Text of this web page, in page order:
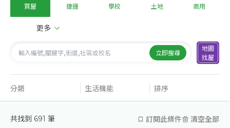
買屋 捷運 學校 土地 商用
更多
立即搜尋
地圖
找屋
分類 生活機能 排序
共找到 691 筆 訂閱此條件 清空全部